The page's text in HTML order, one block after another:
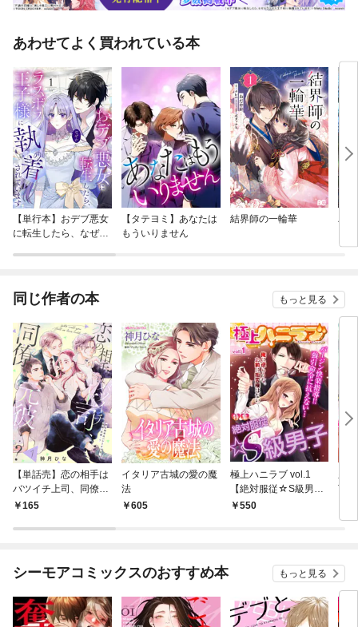
あわせてよく買われている本
【単行本】おデブ悪女
に転生したら、なぜか
【タテヨミ】あなたは
もういりません
結界師の一輪華
バ
今
同じ作者の本 もっと見る
【単話売】恋の相手は
バツイチ上司、同僚、
元彼…？ 1
165
イタリア古城の愛の魔
法
605
極上ハニラブ vol.1
【絶対服従☆S級男
子】550
下
シーモアコミックスのおすすめ本 もっと見る